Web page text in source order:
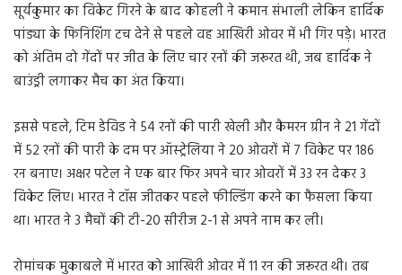
सूर्यकुमार का विकेट गिरने के बाद कोहली ने कमान संभाली लेकिन हार्दिक
पांड्या के फिनिशिंग टच देने से पहले वह आखिरी ओवर में भी गिर पड़े। भारत
को अंतिम दो गेंदों पर जीत के लिए चार रनों की जरूरत थी, जब हार्दिक ने
बाउंड्री लगाकर मैच का अंत किया।
इससे पहले, टिम डेविड ने 54 रनों की पारी खेली और कैमरन ग्रीन ने 21 गेंदों
में 52 रनों की पारी के दम पर ऑस्ट्रेलिया ने 20 ओवरों में 7 विकेट पर 186
रन बनाए। अक्षर पटेल ने एक बार फिर अपने चार ओवरों में 33 रन देकर 3
विकेट लिए। भारत ने टॉस जीतकर पहले फील्डिंग करने का फैसला किया
था। भारत ने 3 मैचों की टी-20 सीरीज 2-1 से अपने नाम कर ली।
रोमांचक मुकाबले में भारत को आखिरी ओवर में 11 रन की जरूरत थी। तब